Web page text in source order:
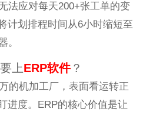
法应对每天200+张工单的变
计划排程时间从6小时缩短至
。
上ERP软件？
的机加工厂，表面看运转正
进度。ERP的核心价值是让